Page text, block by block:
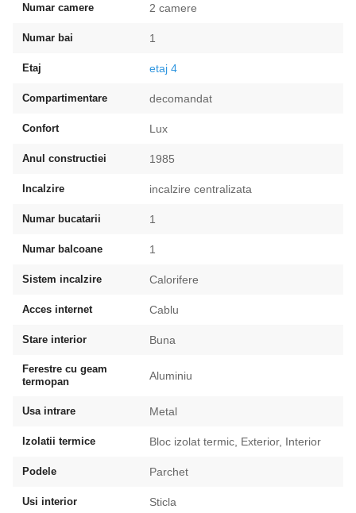
Numar camere 2 camere
Numar bai 1
Etaj etaj 4
Compartimentare decomandat
Confort Lux
Anul constructiei 1985
Incalzire incalzire centralizata
Numar bucatarii 1
Numar balcoane 1
Sistem incalzire Calorifere
Acces internet Cablu
Stare interior Buna
Ferestre cu geam
termopan
Aluminiu
Usa intrare Metal
Izolatii termice Bloc izolat termic, Exterior, Interior
Podele Parchet
Usi interior Sticla